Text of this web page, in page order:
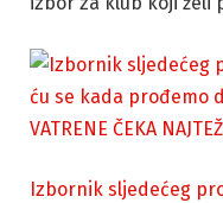
VATRENE ČEKA
Izbornik sljedećeg